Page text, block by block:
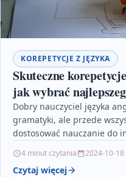
KOREPETYCJE Z JĘZYKA
Skuteczne
jak wybrać
Dobry nauczyciel języka
gramatyki, ale przede
dostosować nauczanie do
4 minut czytania 2024-10-18
Czytaj więcej